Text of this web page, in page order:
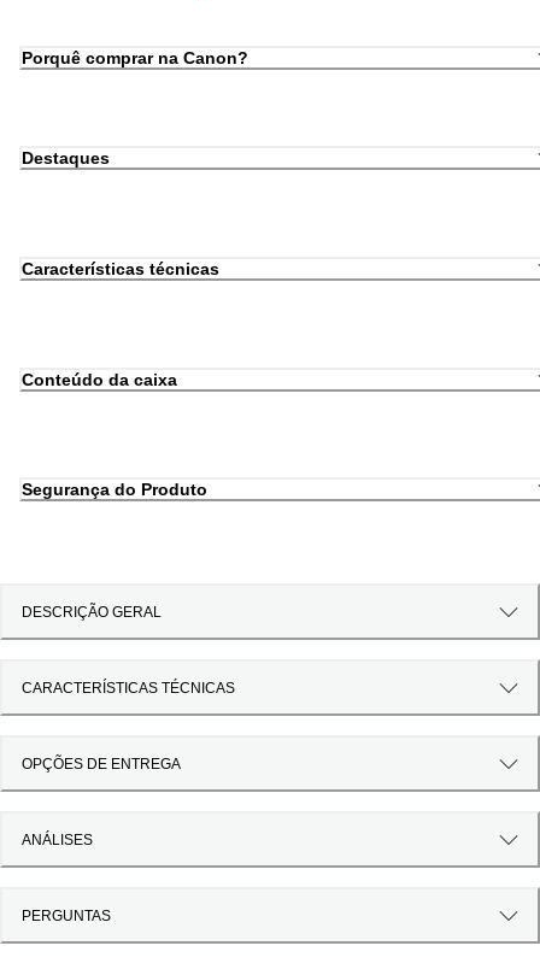
Porquê comprar na Canon?
Destaques
Características técnicas
Conteúdo da caixa
Segurança do Produto
DESCRIÇÃO GERAL
CARACTERÍSTICAS TÉCNICAS
OPÇÕES DE ENTREGA
ANÁLISES
PERGUNTAS